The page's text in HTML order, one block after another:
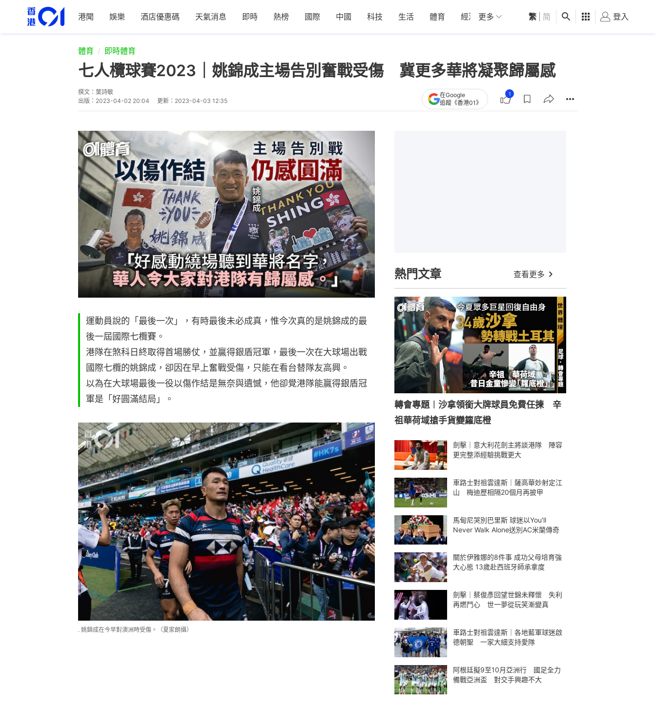
港聞 娛樂 酒店優惠碼 天氣消息 即時 熱榜 國際 中國 科技 生活 體育 經濟 01深圳 觀點 健康 好食玩飛
更多 繁 简 登入
體育 即時體育
七人欖球賽2023｜姚錦成主場告別奮戰受傷 冀更多華將凝聚歸屬感
撰文： 葉詩敏
出版： 2023-04-02 20:04 更新： 2023-04-03 12:35
在Google
追蹤《香港01》
1
運動員說的「最後一次」，有時最後未必成真，惟今次真的是姚錦成的最
後一屆國際七欖賽。
港隊在煞科日終取得首場勝仗，並贏得銀盾冠軍，最後一次在大球場出戰
國際七欖的姚錦成，卻因在早上奮戰受傷，只能在看台替隊友高興。
以為在大球場最後一役以傷作結是無奈與遺憾，他卻覺港隊能贏得銀盾冠
軍是「好圓滿結局」。
. 姚錦成在今早對澳洲時受傷。（夏家朗攝）
熱門文章 查看更多
轉會專題︱沙拿領銜大牌球員免費任揀 辛
祖華荷域搶手貨變籮底橙
劍擊｜意大利花劍主將談港隊 陣容
更完整添經驗挑戰更大
車路士對祖雲達斯｜薩高華妙射定江
山 梅迪歷相隔20個月再披甲
馬甸尼哭別巴里斯 球迷以You'll
Never Walk Alone送別AC米蘭傳奇
關於伊雅娜的8件事 成功父母培育強
大心態 13歲赴西班牙師承拿度
劍擊｜蔡俊彥回望世錦未釋懷 失利
再燃鬥心 世一夢從玩笑漸變真
車路士對祖雲達斯｜各地藍軍球迷啟
德朝聖 一家大細支持愛隊
阿根廷擬9至10月亞洲行 國足全力
備戰亞洲盃 對交手興趣不大